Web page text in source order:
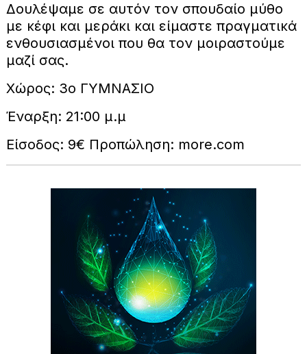
Δουλέψαμε σε αυτόν τον σπουδαίο μύθο
με κέφι και μεράκι και είμαστε πραγματικά
ενθουσιασμένοι που θα τον μοιραστούμε
μαζί σας.
Χώρος: 3ο ΓΥΜΝΑΣΙΟ
Έναρξη: 21:00 μ.μ
Είσοδος: 9€ Προπώληση: more.com